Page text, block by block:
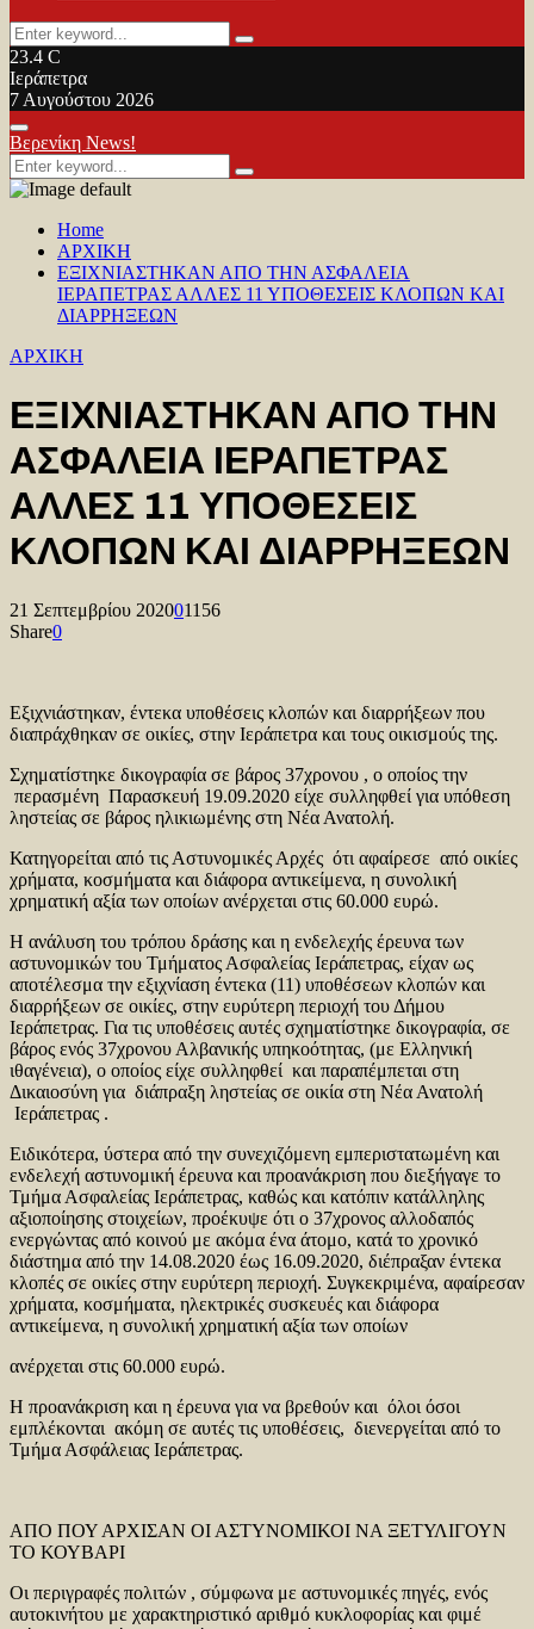
Search
for:
Search
23.4 C
Ιεράπετρα
7 Αυγούστου 2026
Facebook
Twitter
Youtube
Primary
Menu
Βερενίκη News!
Search
for:
Search
Home
ΑΡΧΙΚΗ
ΕΞΙΧΝΙΑΣΤΗΚΑΝ ΑΠΟ ΤΗΝ ΑΣΦΑΛΕΙΑ
ΙΕΡΑΠΕΤΡΑΣ ΑΛΛΕΣ 11 ΥΠΟΘΕΣΕΙΣ ΚΛΟΠΩΝ ΚΑΙ
ΔΙΑΡΡΗΞΕΩΝ
ΑΡΧΙΚΗ
ΕΞΙΧΝΙΑΣΤΗΚΑΝ ΑΠΟ ΤΗΝ
ΑΣΦΑΛΕΙΑ ΙΕΡΑΠΕΤΡΑΣ
ΑΛΛΕΣ 11 ΥΠΟΘΕΣΕΙΣ
ΚΛΟΠΩΝ ΚΑΙ ΔΙΑΡΡΗΞΕΩΝ
21 Σεπτεμβρίου 202001156
Share0
Εξιχνιάστηκαν, έντεκα υποθέσεις κλοπών και διαρρήξεων που
διαπράχθηκαν σε οικίες, στην Ιεράπετρα και τους οικισμούς της.
Σχηματίστηκε δικογραφία σε βάρος 37χρονου , ο οποίος την
περασμένη Παρασκευή 19.09.2020 είχε συλληφθεί για υπόθεση
ληστείας σε βάρος ηλικιωμένης στη Νέα Ανατολή.
Κατηγορείται από τις Αστυνομικές Αρχές ότι αφαίρεσε από οικίες
χρήματα, κοσμήματα και διάφορα αντικείμενα, η συνολική
χρηματική αξία των οποίων ανέρχεται στις 60.000 ευρώ.
Η ανάλυση του τρόπου δράσης και η ενδελεχής έρευνα των
αστυνομικών του Τμήματος Ασφαλείας Ιεράπετρας, είχαν ως
αποτέλεσμα την εξιχνίαση έντεκα (11) υποθέσεων κλοπών και
διαρρήξεων σε οικίες, στην ευρύτερη περιοχή του Δήμου
Ιεράπετρας. Για τις υποθέσεις αυτές σχηματίστηκε δικογραφία, σε
βάρος ενός 37χρονου Αλβανικής υπηκοότητας, (με Ελληνική
ιθαγένεια), ο οποίος είχε συλληφθεί και παραπέμπεται στη
Δικαιοσύνη για διάπραξη ληστείας σε οικία στη Νέα Ανατολή
Ιεράπετρας .
Ειδικότερα, ύστερα από την συνεχιζόμενη εμπεριστατωμένη και
ενδελεχή αστυνομική έρευνα και προανάκριση που διεξήγαγε το
Τμήμα Ασφαλείας Ιεράπετρας, καθώς και κατόπιν κατάλληλης
αξιοποίησης στοιχείων, προέκυψε ότι ο 37χρονος αλλοδαπός
ενεργώντας από κοινού με ακόμα ένα άτομο, κατά το χρονικό
διάστημα από την 14.08.2020 έως 16.09.2020, διέπραξαν έντεκα
κλοπές σε οικίες στην ευρύτερη περιοχή. Συγκεκριμένα, αφαίρεσαν
χρήματα, κοσμήματα, ηλεκτρικές συσκευές και διάφορα
αντικείμενα, η συνολική χρηματική αξία των οποίων
ανέρχεται στις 60.000 ευρώ.
Η προανάκριση και η έρευνα για να βρεθούν και όλοι όσοι
εμπλέκονται ακόμη σε αυτές τις υποθέσεις, διενεργείται από το
Τμήμα Ασφάλειας Ιεράπετρας.
ΑΠΟ ΠΟΥ ΑΡΧΙΣΑΝ ΟΙ ΑΣΤΥΝΟΜΙΚΟΙ ΝΑ ΞΕΤΥΛΙΓΟΥΝ
ΤΟ ΚΟΥΒΑΡΙ
Οι περιγραφές πολιτών , σύμφωνα με αστυνομικές πηγές, ενός
αυτοκινήτου με χαρακτηριστικό αριθμό κυκλοφορίας και φιμέ